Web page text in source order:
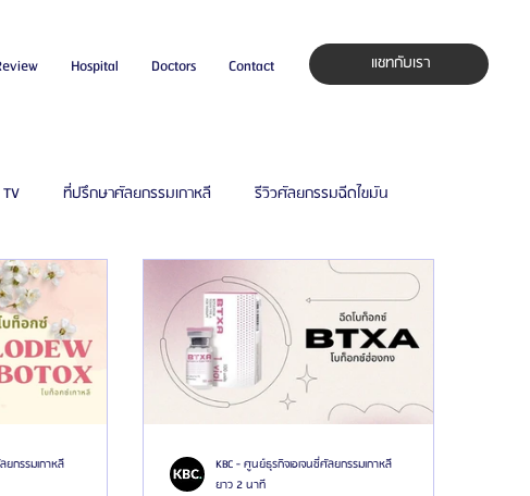
Hospital Doctors Contact แชทกับเรา
ที่ปรึกษาศัลยกรรมเกาหลี รีวิวศัลยกรรมฉีดไขมัน
ทศเกาหลี โรงพยาบาลศัลยกรรมเฟรช
ร์เบิ้ล รีวิวศัลยกรรมผู้ชาย โรงพยาบาลศัลยกรรมมาอิน
รีวิวดูดไขมัน รีวิวดูดไขมันหน้า รีวิวดูดไขมันเหนียง
ยกรรมเกาหลี
KBC - ศูนย์ธุรกิจเอเจนซี่ศัลยกรรมเกาหลี
ยาว 2 นาที